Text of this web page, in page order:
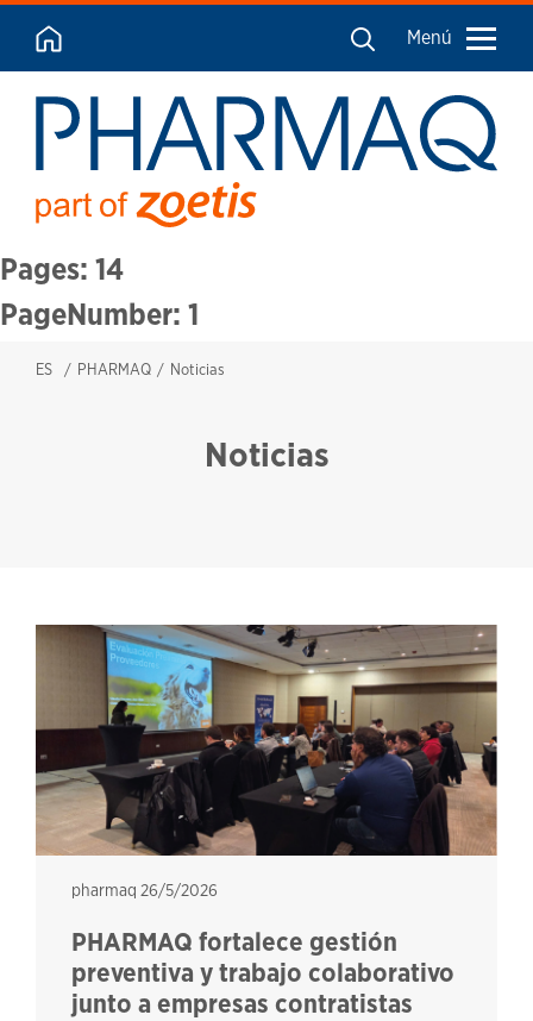
Menú
Pages: 14
PageNumber: 1
ES PHARMAQ Noticias
Noticias
pharmaq
pharmaq 26/5/2026
PHARMAQ fortalece gestión
preventiva y trabajo colaborativo
junto a empresas contratistas